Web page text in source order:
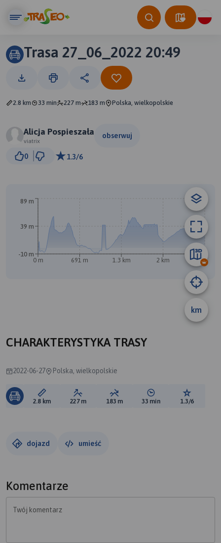
Trasa 27_06_2022 20:49
2.8 km 33 min 227 m 183 m Polska, wielkopolskie
Alicja Pospieszała
viatrix
obserwuj
0 1.3/6
km
0 m 691 m 1.3 km 2 km 2.7 km
-10 m
39 m
89 m
CHARAKTERYSTYKA TRASY
2022-06-27 Polska, wielkopolskie
Długość trasy:
2.8 km Suma przewyższeń:
227 m Suma spadków:
183 m Średni czas potrzebny
33 min Ocena
1.3/6
dojazd umieść
Komentarze
Twój komentarz